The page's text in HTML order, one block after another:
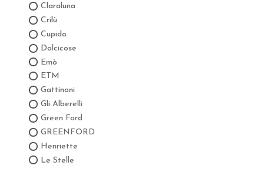
Claraluna
Crilù
Cupido
Dolcicose
Emò
ETM
Gattinoni
Gli Alberelli
Green Ford
GREENFORD
Henriette
Le Stelle